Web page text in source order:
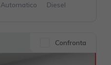
Automatico
Diesel
Confronta